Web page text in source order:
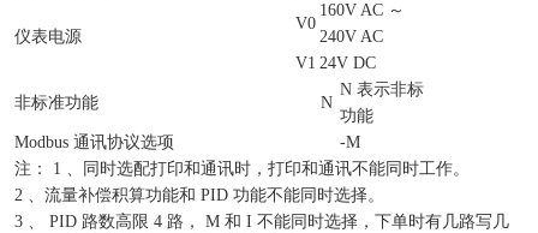
仪表电源
V0
160V AC ～
240V AC
V1 24V DC
非标准功能 N
N 表示非标
功能
Modbus 通讯协议选项
-M
注： 1 、同时选配打印和通讯时，打印和通讯不能同时工作。
2 、流量补偿积算功能和 PID 功能不能同时选择。
3 、 PID 路数高限 4 路， M 和 I 不能同时选择，下单时有几路写几